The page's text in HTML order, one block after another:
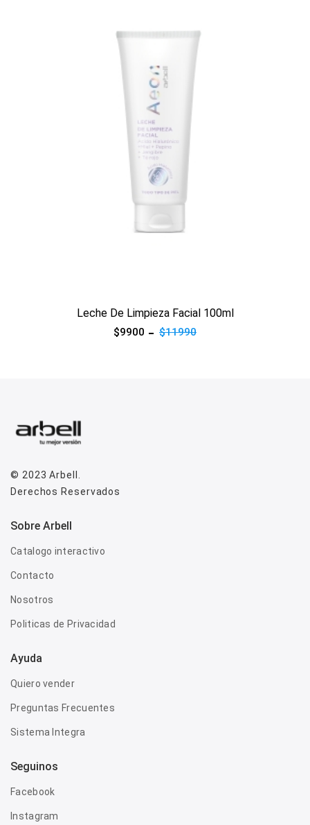
Leche De Limpieza Facial 100ml
$9900 $11990
© 2023Arbell
Derechos Reservados
Sobre Arbell
Catalogo interactivo
Contacto
Nosotros
Politicas de Privacidad
Ayuda
Quiero vender
Preguntas Frecuentes
Sistema Integra
Seguinos
Facebook
Instagram